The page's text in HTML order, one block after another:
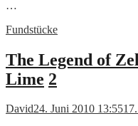
…
Fundstücke
The Legend of
Lime 2
David24. Juni 2010 13:55